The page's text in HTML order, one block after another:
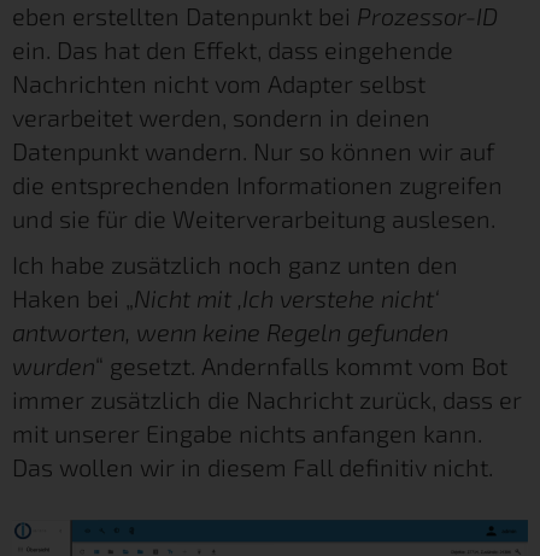
eben erstellten Datenpunkt bei Prozessor-ID
ein. Das hat den Effekt, dass eingehende
Nachrichten nicht vom Adapter selbst
verarbeitet werden, sondern in deinen
Datenpunkt wandern. Nur so können wir auf
die entsprechenden Informationen zugreifen
und sie für die Weiterverarbeitung auslesen.
Ich habe zusätzlich noch ganz unten den
Haken bei „Nicht mit ‚Ich verstehe nicht‘
antworten, wenn keine Regeln gefunden
wurden“ gesetzt. Andernfalls kommt vom Bot
immer zusätzlich die Nachricht zurück, dass er
mit unserer Eingabe nichts anfangen kann.
Das wollen wir in diesem Fall definitiv nicht.